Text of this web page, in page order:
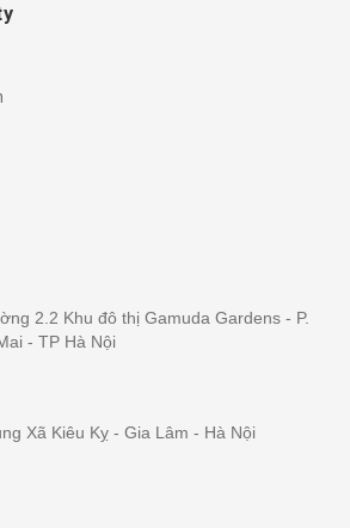
2.2 Khu đô thị Gamuda Gardens - P.
- TP Hà Nội
Xã Kiêu Kỵ - Gia Lâm - Hà Nội